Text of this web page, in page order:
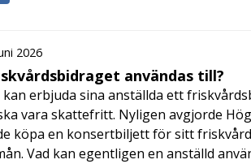
2026
användas till?
erbjuda sina anställda ett
vara skattefritt. Nyligen avgjorde
köpa en konsertbiljett för sitt
Vad kan egentligen en anställd